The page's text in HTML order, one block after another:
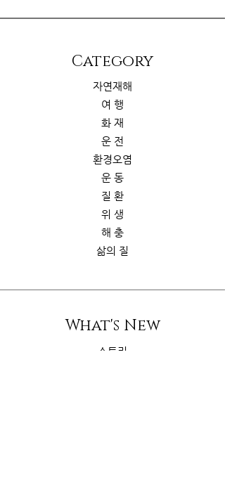
​Category
자연재해
여 행
화 재
운 전
환경오염
운 동
질 환
위 생
해 충
삶의 질
What's New
스토리